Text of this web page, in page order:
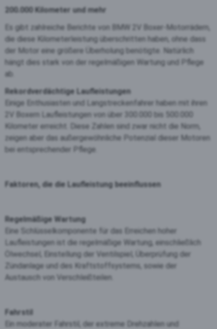
200.000 Kilometer und mehr
Es gibt zahlreiche Berichte von BMW 2V Boxer-Motorrädern,
die diese Kilometerleistung überschritten haben, ohne dass
der Motor eine größere Überholung benötigte. Natürlich
hängt dies stark von der regelmäßigen Wartung und Pflege
ab.
Rekordverdächtige Laufleistungen
Einige Enthusiasten und Langstreckenfahrer haben mit ihren
2V Boxern Laufleistungen von über 300.000 bis 500.000
Kilometer erreicht. Diese Zahlen sind zwar nicht die Norm,
zeigen aber das außergewöhnliche Potenzial dieser Motoren
bei entsprechender Pflege.
Faktoren, die die Laufleistung beeinflussen
Regelmäßige Wartung
Eine Schlüsselkomponente für das Erreichen hoher
Laufleistungen ist die regelmäßige Wartung, einschließlich
Ölwechsel, Einstellung der Ventilspiel, Überprüfung der
Zündanlage und des Kraftstoffsystems, sowie der
Austausch von Verschleißteilen.
Fahrstil
Ein moderater Fahrstil, der extreme Drehzahlen und